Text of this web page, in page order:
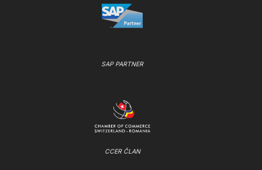
SAP PARTNER
CCER ČLAN